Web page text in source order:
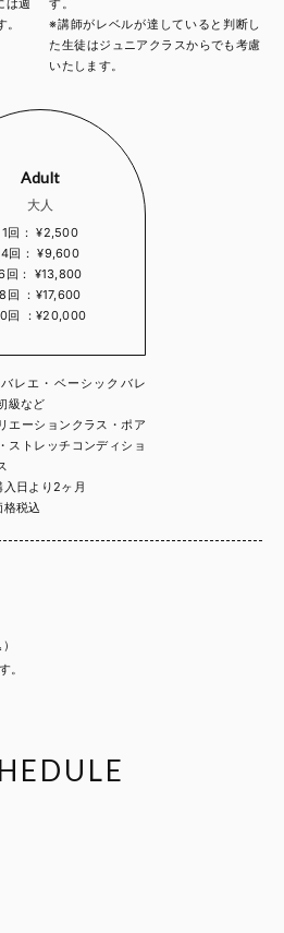
は週
す。
※講師がレベルが達していると判断し
た生徒はジュニアクラスからでも考慮
いたします。
Adult
大人
1回： ¥2,500
4回： ¥9,600
回： ¥13,800
8回 ：¥17,600
回 ：¥20,000
レエ・ベーシックバレ
級など
ーションクラス・ポア
ストレッチコンディショ
日より2ヶ月
税込
。